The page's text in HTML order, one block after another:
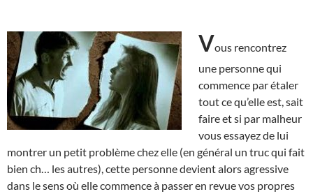
Vous rencontrez
une personne qui
commence par étaler
tout ce qu’elle est, sait
faire et si par malheur
vous essayez de lui
montrer un petit problème chez elle (en général un truc qui fait
bien ch… les autres), cette personne devient alors agressive
dans le sens où elle commence à passer en revue vos propres